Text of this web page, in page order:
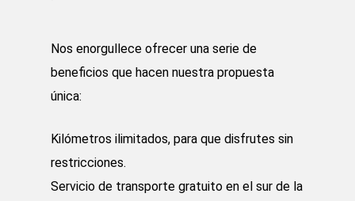
Nos enorgullece ofrecer una serie de
beneficios que hacen nuestra propuesta
única:
Kilómetros ilimitados, para que disfrutes sin
restricciones.
Servicio de transporte gratuito en el sur de la